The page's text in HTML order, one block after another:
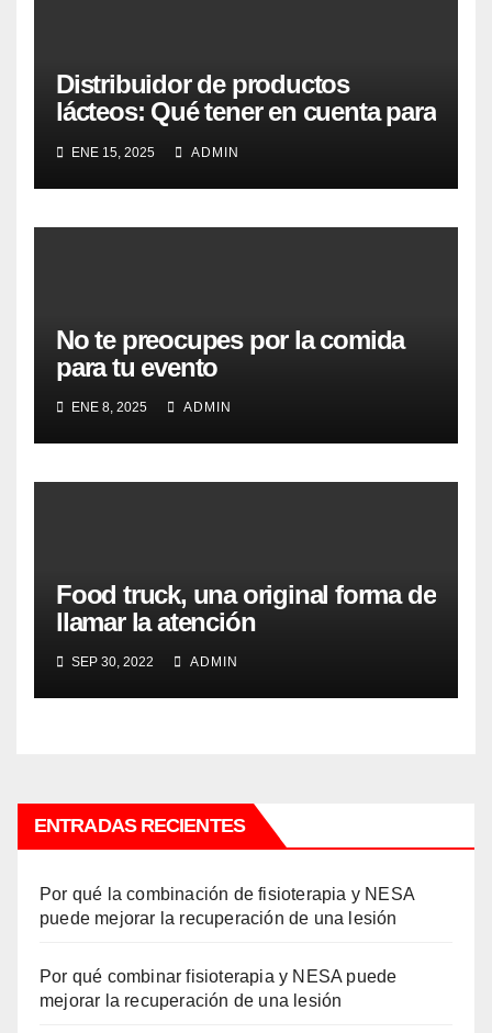
Distribuidor de productos
lácteos: Qué tener en cuenta para
ENE 15, 2025 ADMIN
No te preocupes por la comida
para tu evento
ENE 8, 2025 ADMIN
Food truck, una original forma de
llamar la atención
SEP 30, 2022 ADMIN
ENTRADAS RECIENTES
Por qué la combinación de fisioterapia y NESA
puede mejorar la recuperación de una lesión
Por qué combinar fisioterapia y NESA puede
mejorar la recuperación de una lesión